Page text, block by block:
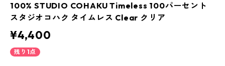
100% STUDIO COHAKU Timeless 100パーセント
スタジオコハク タイムレス Clear クリア
¥4,400
残り1点